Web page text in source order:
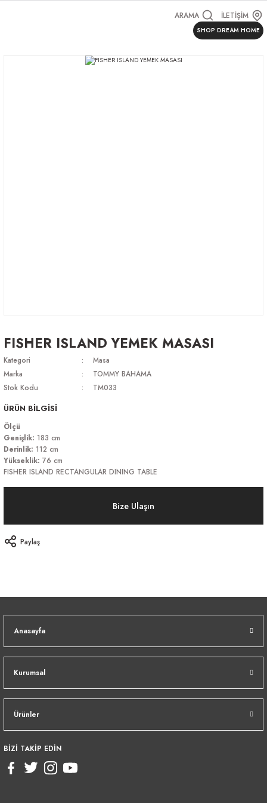
ARAMA İLETİŞİM
SHOP DREAM HOME
FISHER ISLAND YEMEK MASASI
Kategori
Masa
Marka
TOMMY BAHAMA
Stok Kodu
TM033
ÜRÜN BİLGİSİ
Ölçü
Genişlik: 183 cm
Derinlik: 112 cm
Yükseklik: 76 cm
FISHER ISLAND RECTANGULAR DINING TABLE
Bize Ulaşın
Paylaş
Anasayfa
Kurumsal
Ürünler
BİZİ TAKİP EDİN